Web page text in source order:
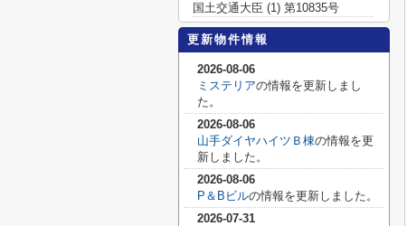
国土交通大臣 (1) 第10835号
更新物件情報
2026-08-06
ミステリアの情報を更新しまし
た。
2026-08-06
山手ダイヤハイツＢ棟の情報を更
新しました。
2026-08-06
P＆Bビルの情報を更新しました。
2026-07-31